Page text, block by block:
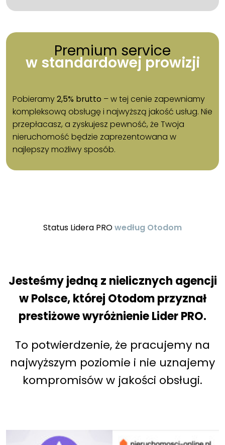
Premium service
w standardowej prowizji
Pobieramy2,5% brutto – w tej cenie zapewniamy
kompleksową obsługę i najwyższą jakość usług. Nie
przepłacasz, a zyskujesz pewność, że Twoja
nieruchomość będzie zaprezentowana w
najlepszy możliwy sposób.
Status Lidera PROwedług Otodom
Jesteśmy jedną z nielicznych agencji
w Polsce, której Otodom przyznał
prestiżowe wyróżnienie Lider PRO.
To potwierdzenie, że pracujemy na
najwyższym poziomie i nie uznajemy
kompromisów w jakości obsługi.